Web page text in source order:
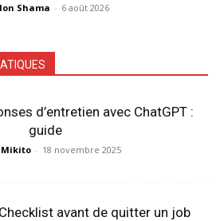
Shama - 6 août 2026
d’entretien avec ChatGPT :
guide
Mikito - 18 novembre 2025
avant de quitter un job